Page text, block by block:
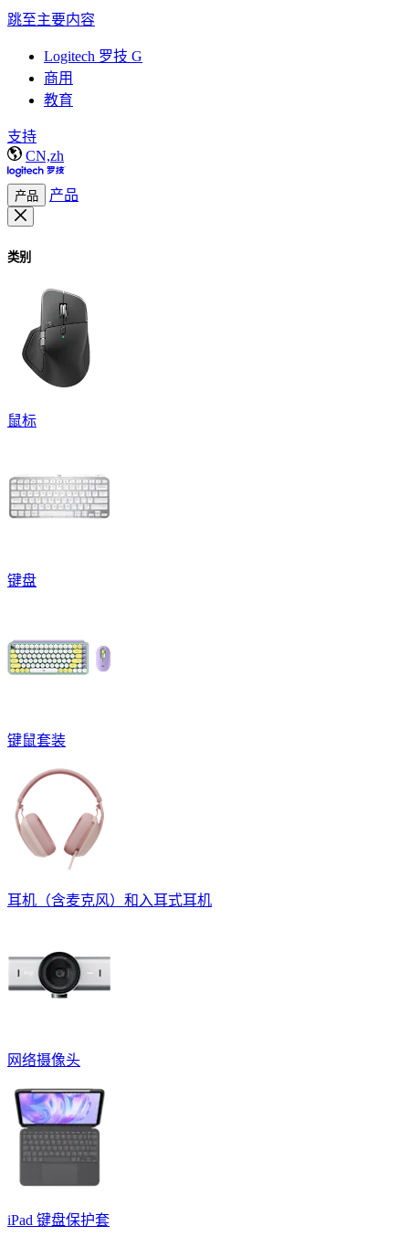
跳至主要内容
Logitech 罗技 G
商用
教育
支持
CN,zh
产品 产品
类别
鼠标
键盘
键鼠套装
耳机（含麦克风）和入耳式耳机
网络摄像头
iPad 键盘保护套